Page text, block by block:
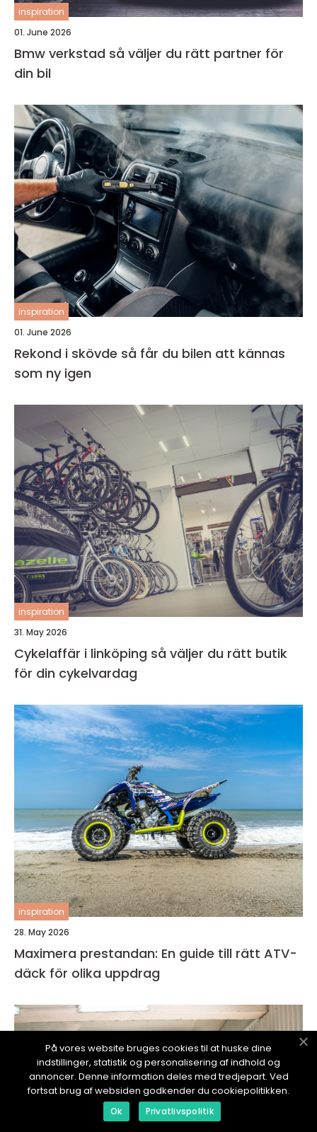
inspiration
01. June 2026
Bmw verkstad så väljer du rätt partner för
din bil
inspiration
01. June 2026
Rekond i skövde så får du bilen att kännas
som ny igen
inspiration
31. May 2026
Cykelaffär i linköping så väljer du rätt butik
för din cykelvardag
inspiration
28. May 2026
Maximera prestandan: En guide till rätt ATV-
däck för olika uppdrag
På vores website bruges cookies til at huske dine
indstillinger, statistik og personalisering af indhold og
annoncer. Denne information deles med tredjepart. Ved
fortsat brug af websiden godkender du cookiepolitikken.
Ok Privatlivspolitik